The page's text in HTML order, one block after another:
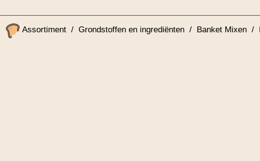
Assortiment / Grondstoffen en ingrediënten / Banket Mixen /